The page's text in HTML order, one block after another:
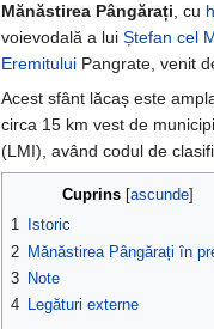
Mănăstirea Pângărați, cu
voievodală a lui Ștefan cel
Eremitului Pangrate, venit
Acest sfânt lăcaș este
circa 15 km vest de
(LMI), având codul de
Cuprins[ ascunde]
1
Istoric
2 Mănăstirea Pângărați în
3 Note
4 Legături externe